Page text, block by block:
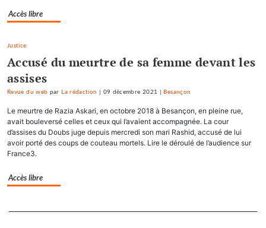
Accès libre
Justice
Accusé du meurtre de sa femme devant les
assises
Revue du web par La rédaction 09 décembre 2021 Besançon
Le meurtre de Razia Askari, en octobre 2018 à Besançon, en pleine rue,
avait bouleversé celles et ceux qui l’avaient accompagnée. La cour
d’assises du Doubs juge depuis mercredi son mari Rashid, accusé de lui
avoir porté des coups de couteau mortels. Lire le déroulé de l’audience sur
France3.
Accès libre